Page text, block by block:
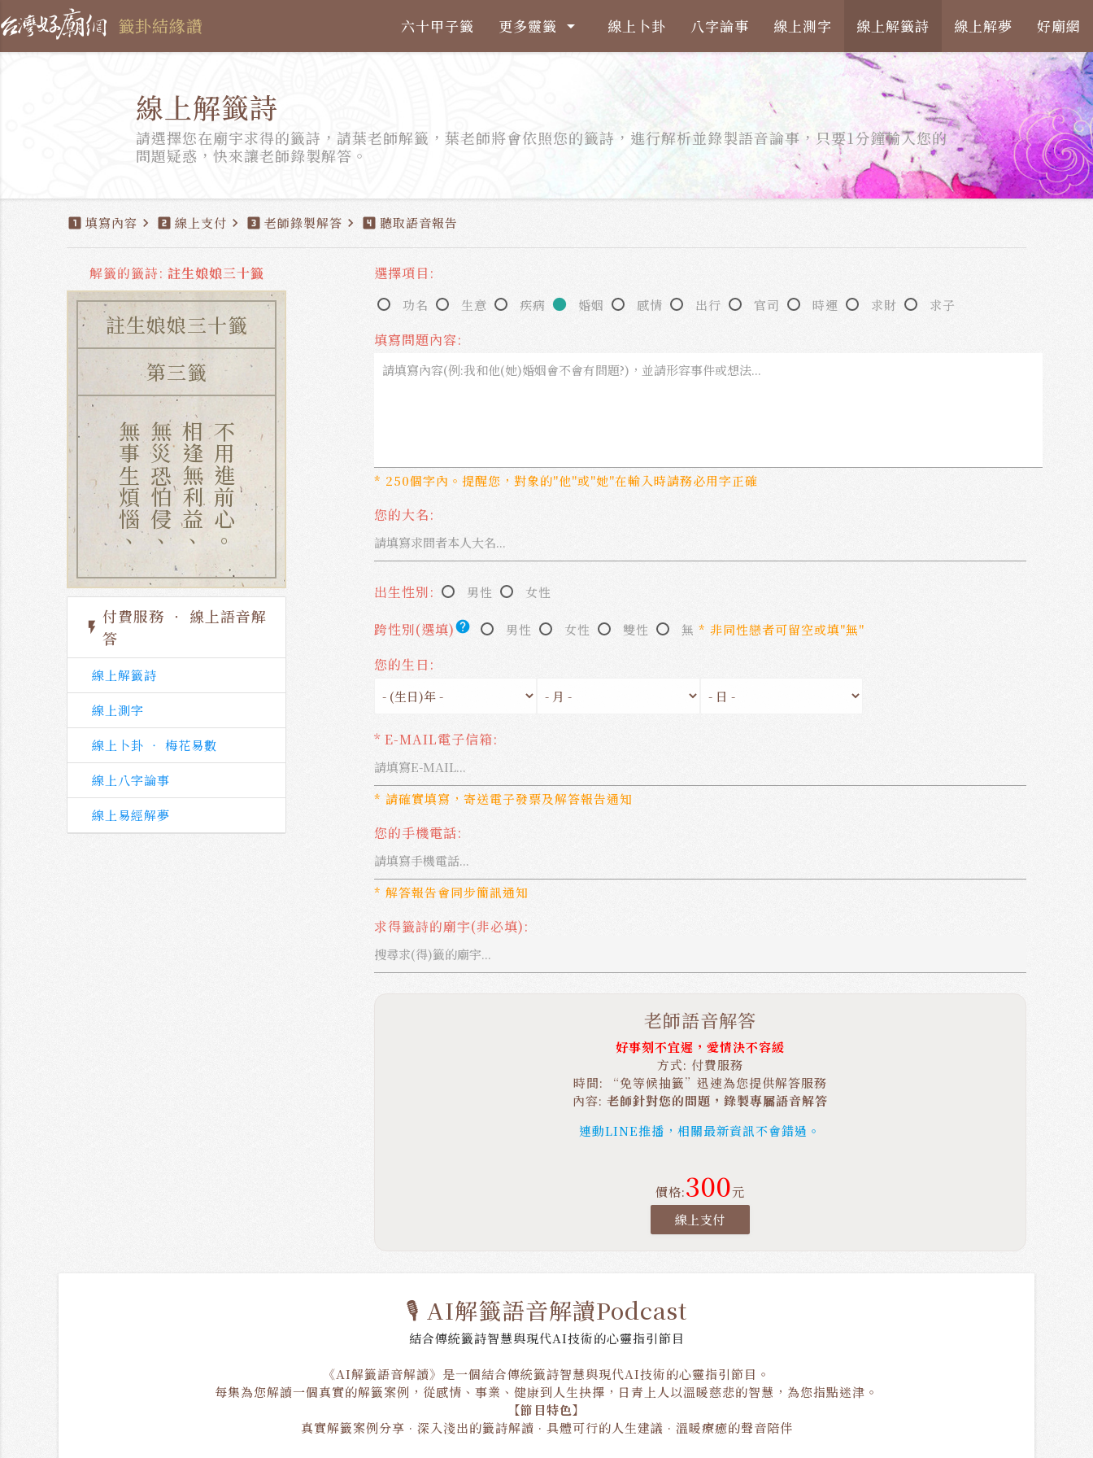
籤卦結緣讚 六十甲子籤 更多靈籤 arrow_drop_down 線上卜卦 八字論事 線上測字 線上解籤詩 線上解夢 好廟網
線上解籤詩
請選擇您在廟宇求得的籤詩，請葉老師解籤，葉老師將會依照您的籤詩，進行解析並錄製語音論事，只要1分鐘輸入您的
問題疑惑，快來讓老師錄製解答。
looks_one 填寫內容 chevron_right looks_two 線上支付 chevron_right looks_3 老師錄製解答 chevron_right looks_4 聽取語音報告
解籤的籤詩: 註生娘娘三十籤
註生娘娘三十籤
第三籤
無事生煩惱、無災恐怕侵、相逢無利益、不用進前心。
flash_on
付費服務 ‧ 線上語音解
答
線上解籤詩
線上測字
線上卜卦 ‧ 梅花易數
線上八字論事
線上易經解夢
選擇項目:
功名 生意 疾病 婚姻 感情 出行 官司 時運 求財 求子
填寫問題內容:
* 250個字內。提醒您，對象的"他"或"她"在輸入時請務必用字正確
您的大名:
出生性別: 男性 女性
跨性別(選填)help 男性 女性 雙性 無 * 非同性戀者可留空或填"無"
您的生日:
* E-MAIL電子信箱:
* 請確實填寫，寄送電子發票及解答報告通知
您的手機電話:
* 解答報告會同步簡訊通知
求得籤詩的廟宇(非必填):
老師語音解答
好事刻不宜遲，愛情決不容緩
方式: 付費服務
時間: “免等候抽籤”迅速為您提供解答服務
內容: 老師針對您的問題，錄製專屬語音解答
連動LINE推播，相關最新資訊不會錯過。
價格:300元
線上支付
🎙️ AI解籤語音解讀Podcast
結合傳統籤詩智慧與現代AI技術的心靈指引節目
《AI解籤語音解讀》是一個結合傳統籤詩智慧與現代AI技術的心靈指引節目。
每集為您解讀一個真實的解籤案例，從感情、事業、健康到人生抉擇，日青上人以溫暖慈悲的智慧，為您指點迷津。
【節目特色】
真實解籤案例分享 · 深入淺出的籤詩解讀 · 具體可行的人生建議 · 溫暖療癒的聲音陪伴